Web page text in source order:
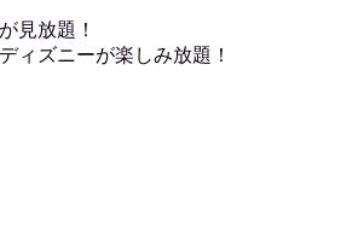
見放題！
ィズニーが楽しみ放題！